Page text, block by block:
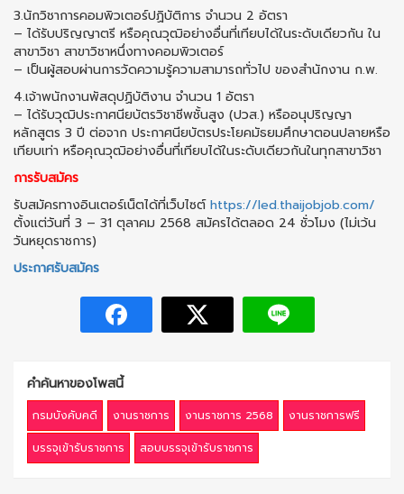
3.นักวิชาการคอมพิวเตอร์ปฏิบัติการ จำนวน 2 อัตรา
– ได้รับปริญญาตรี หรือคุณวุฒิอย่างอื่นที่เทียบได้ในระดับเดียวกัน ใน
สาขาวิชา สาขาวิชาหนึ่งทางคอมพิวเตอร์
– เป็นผู้สอบผ่านการวัดความรู้ความสามารถทั่วไป ของสํานักงาน ก.พ.
4.เจ้าพนักงานพัสดุปฏิบัติงาน จำนวน 1 อัตรา
– ได้รับวุฒิประกาศนียบัตรวิชาชีพชั้นสูง (ปวส.) หรืออนุปริญญา
หลักสูตร 3 ปี ต่อจาก ประกาศนียบัตรประโยคมัธยมศึกษาตอนปลายหรือ
เทียบเท่า หรือคุณวุฒิอย่างอื่นที่เทียบได้ในระดับเดียวกันในทุกสาขาวิชา
การรับสมัคร
รับสมัครทางอินเตอร์เน็ตได้ที่เว็บไซต์https://led.thaijobjob.com/
ตั้งแต่วันที่ 3 – 31 ตุลาคม 2568 สมัครได้ตลอด 24 ชั่วโมง (ไม่เว้น
วันหยุดราชการ)
ประกาศรับสมัคร
คำค้นหาของโพสนี้
กรมบังคับคดี งานราชการ งานราชการ 2568
งานราชการฟรี
บรรจุเข้ารับราชการ
สอบบรรจุเข้ารับราชการ